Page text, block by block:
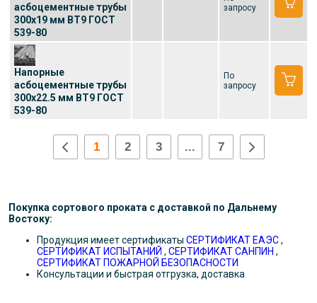
асбоцементные трубы
300x19 мм ВТ9 ГОСТ
539-80
запросу
Напорные
асбоцементные трубы
300x22.5 мм ВТ9 ГОСТ
539-80
По
запросу
1 2 3 ... 7
Покупка сортового проката с доставкой по Дальнему
Востоку:
Продукция имеет сертификаты СЕРТИФИКАТ ЕАЭС,
СЕРТИФИКАТ ИСПЫТАНИЙ , СЕРТИФИКАТ САНПИН ,
СЕРТИФИКАТ ПОЖАРНОЙ БЕЗОПАСНОСТИ
Консультации и быстрая отгрузка, доставка